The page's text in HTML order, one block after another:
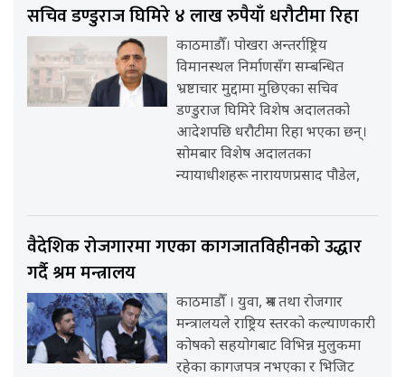
सचिव डण्डुराज घिमिरे ४ लाख रुपैयाँ धरौटीमा रिहा
काठमाडौँ। पोखरा अन्तर्राष्ट्रिय
विमानस्थल निर्माणसँग सम्बन्धित
भ्रष्टाचार मुद्दामा मुछिएका सचिव
डण्डुराज घिमिरे विशेष अदालतको
आदेशपछि धरौटीमा रिहा भएका छन्।
सोमबार विशेष अदालतका
न्यायाधीशहरू नारायणप्रसाद पौडेल,
वैदेशिक रोजगारमा गएका कागजातविहीनको उद्धार
गर्दै श्रम मन्त्रालय
काठमाडौँ । युवा, श्रम तथा रोजगार
मन्त्रालयले राष्ट्रिय स्तरको कल्याणकारी
कोषको सहयोगबाट विभिन्न मुलुकमा
रहेका कागजपत्र नभएका र भिजिट